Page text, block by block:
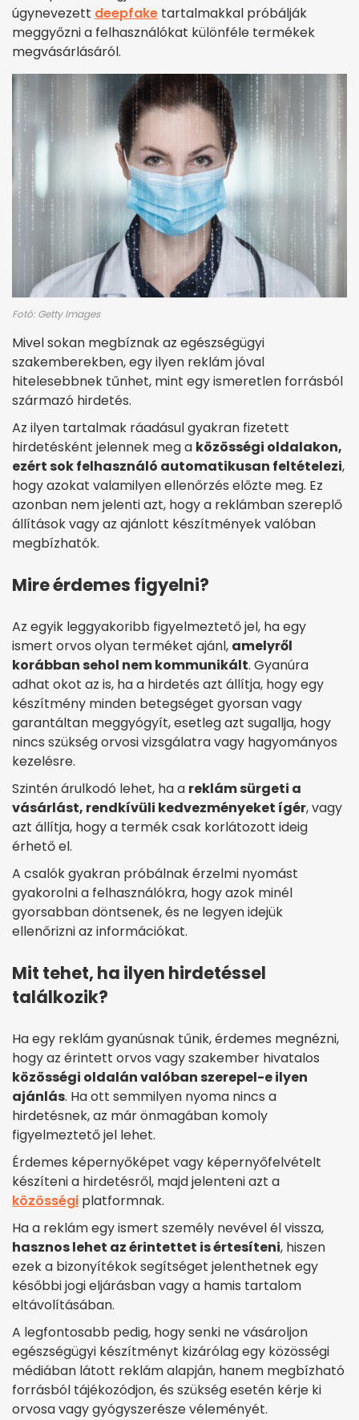
úgynevezett deepfake tartalmakkal próbálják
meggyőzni a felhasználókat különféle termékek
megvásárlásáról.
Fotó: Getty Images
Mivel sokan megbíznak az egészségügyi
szakemberekben, egy ilyen reklám jóval
hitelesebbnek tűnhet, mint egy ismeretlen forrásból
származó hirdetés.
Az ilyen tartalmak ráadásul gyakran fizetett
hirdetésként jelennek meg a közösségi oldalakon,
ezért sok felhasználó automatikusan feltételezi,
hogy azokat valamilyen ellenőrzés előzte meg. Ez
azonban nem jelenti azt, hogy a reklámban szereplő
állítások vagy az ajánlott készítmények valóban
megbízhatók.
Mire érdemes figyelni?
Az egyik leggyakoribb figyelmeztető jel, ha egy
ismert orvos olyan terméket ajánl, amelyről
korábban sehol nem kommunikált. Gyanúra
adhat okot az is, ha a hirdetés azt állítja, hogy egy
készítmény minden betegséget gyorsan vagy
garantáltan meggyógyít, esetleg azt sugallja, hogy
nincs szükség orvosi vizsgálatra vagy hagyományos
kezelésre.
Szintén árulkodó lehet, ha a reklám sürgeti a
vásárlást, rendkívüli kedvezményeket ígér, vagy
azt állítja, hogy a termék csak korlátozott ideig
érhető el.
A csalók gyakran próbálnak érzelmi nyomást
gyakorolni a felhasználókra, hogy azok minél
gyorsabban döntsenek, és ne legyen idejük
ellenőrizni az információkat.
Mit tehet, ha ilyen hirdetéssel
találkozik?
Ha egy reklám gyanúsnak tűnik, érdemes megnézni,
hogy az érintett orvos vagy szakember hivatalos
közösségi oldalán valóban szerepel-e ilyen
ajánlás. Ha ott semmilyen nyoma nincs a
hirdetésnek, az már önmagában komoly
figyelmeztető jel lehet.
Érdemes képernyőképet vagy képernyőfelvételt
készíteni a hirdetésről, majd jelenteni azt a
közösségi platformnak.
Ha a reklám egy ismert személy nevével él vissza,
hasznos lehet az érintettet is értesíteni, hiszen
ezek a bizonyítékok segítséget jelenthetnek egy
későbbi jogi eljárásban vagy a hamis tartalom
eltávolításában.
A legfontosabb pedig, hogy senki ne vásároljon
egészségügyi készítményt kizárólag egy közösségi
médiában látott reklám alapján, hanem megbízható
forrásból tájékozódjon, és szükség esetén kérje ki
orvosa vagy gyógyszerésze véleményét.